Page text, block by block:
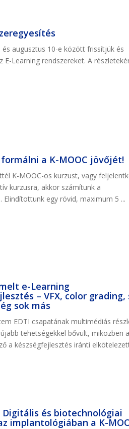
és augusztus 10-e között frissítjük és
E-Learning rendszereket. A
a K-MOOC jövőjét!
K-MOOC-os kurzust, vagy
kurzusra, akkor számítunk a
Elindítottunk egy rövid, maximum 5 ...
e-Learning
– VFX, color grading,
sok más
EDTI csapatának multimédiás
tehetségekkel bővült, miközben
a készségfejlesztés iránti
Digitális és biotechnológiai
implantológiában a K-